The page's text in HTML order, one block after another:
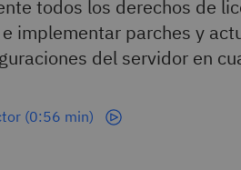
todos los derechos de
implementar parches y
del servidor en
(0:56 min)